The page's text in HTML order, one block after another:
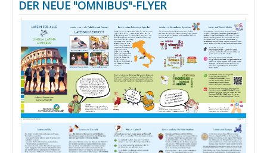
DER NEUE "OMNIBUS"-FLYER